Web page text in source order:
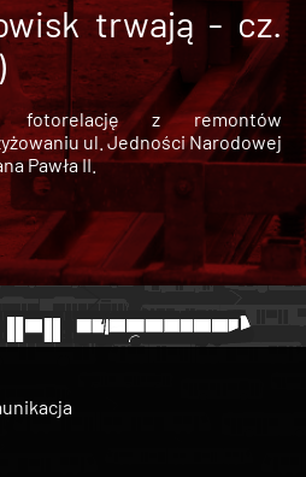
trwają - cz.
fotorelację z remontów
ul. Jedności Narodowej
Pawła II.